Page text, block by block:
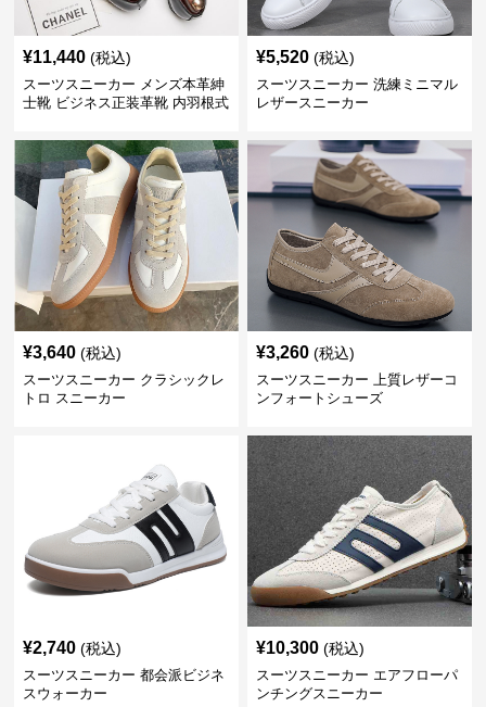
¥11,440 (税込)
スーツスニーカー メンズ本革紳
士靴 ビジネス正装革靴 内羽根式
¥5,520 (税込)
スーツスニーカー 洗練ミニマル
レザースニーカー
¥3,640 (税込)
スーツスニーカー クラシックレ
トロ スニーカー
¥3,260 (税込)
スーツスニーカー 上質レザーコ
ンフォートシューズ
¥2,740 (税込)
スーツスニーカー 都会派ビジネ
スウォーカー
¥10,300 (税込)
スーツスニーカー エアフローパ
ンチングスニーカー